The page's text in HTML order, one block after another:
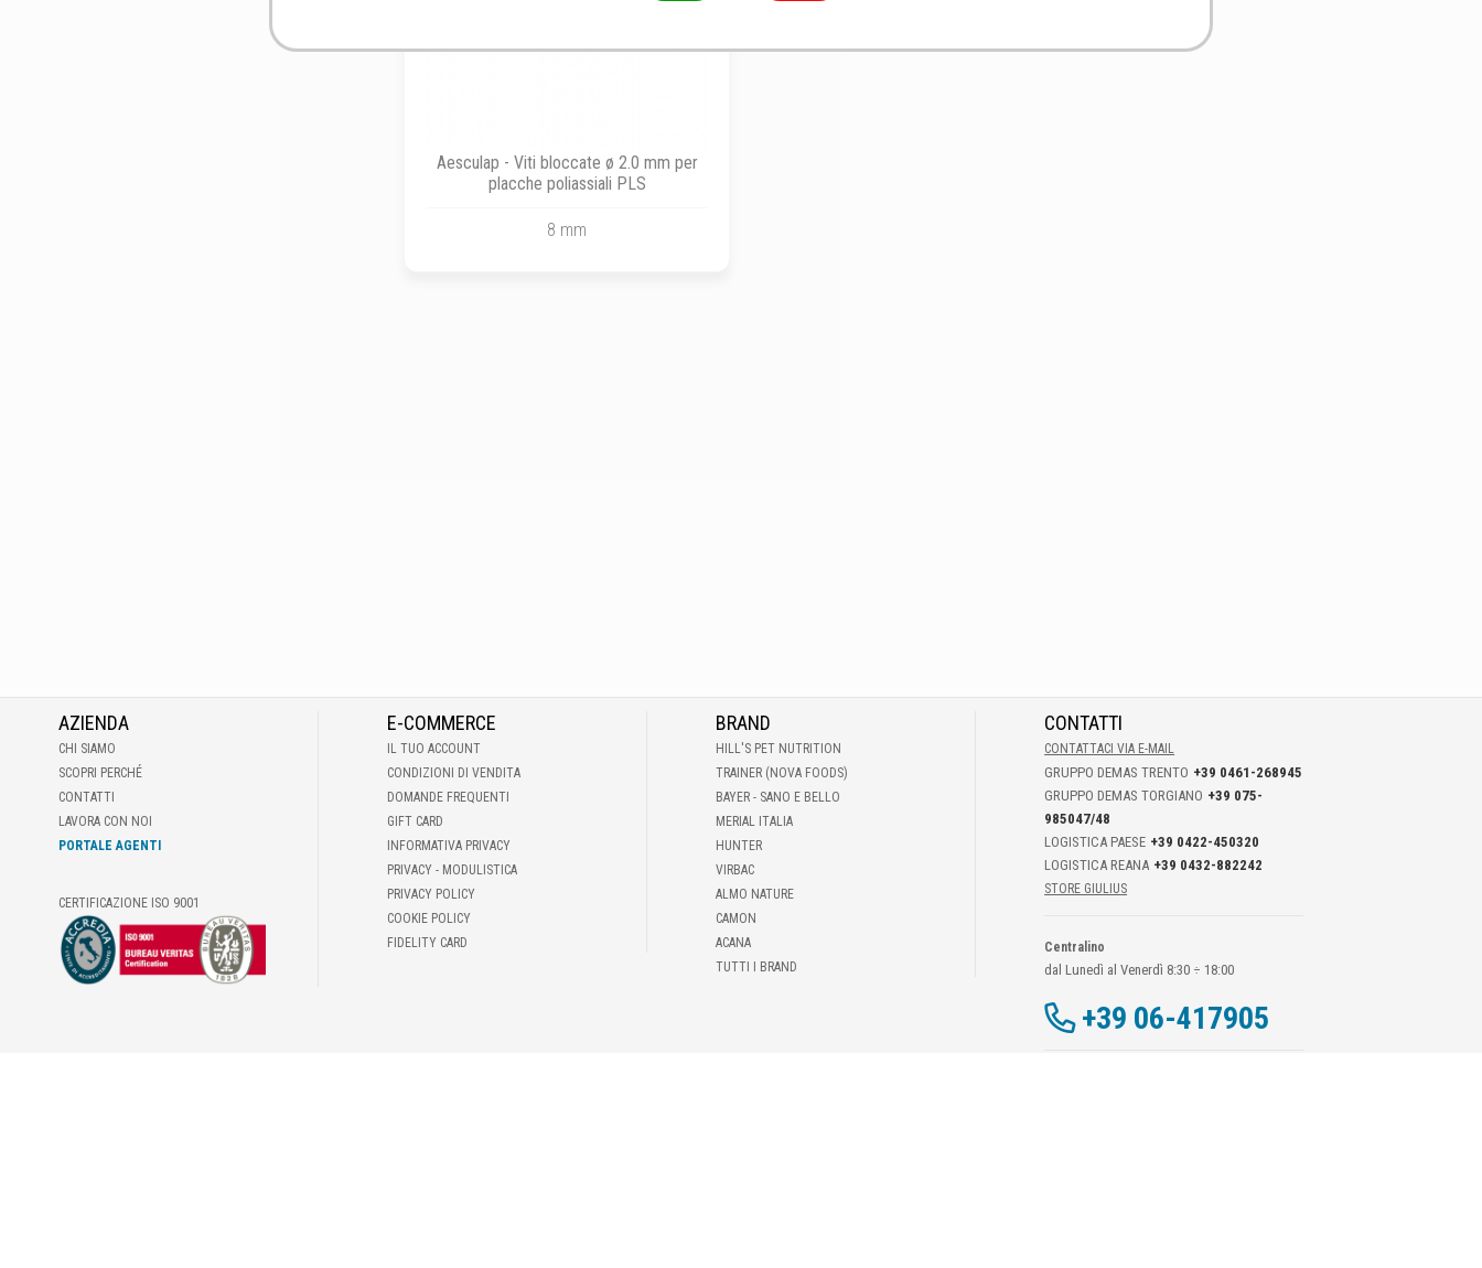
Aesculap - Viti bloccate ø 2.0 mm per
placche poliassiali PLS
8 mm
AZIENDA
CHI SIAMO
SCOPRI PERCHÉ
CONTATTI
LAVORA CON NOI
PORTALE AGENTI
CERTIFICAZIONE ISO 9001
E-COMMERCE
IL TUO ACCOUNT
CONDIZIONI DI VENDITA
DOMANDE FREQUENTI
GIFT CARD
INFORMATIVA PRIVACY
PRIVACY - MODULISTICA
PRIVACY POLICY
COOKIE POLICY
FIDELITY CARD
BRAND
HILL'S PET NUTRITION
TRAINER (NOVA FOODS)
BAYER - SANO E BELLO
MERIAL ITALIA
HUNTER
VIRBAC
ALMO NATURE
CAMON
ACANA
TUTTI I BRAND
CONTATTI
CONTATTACI VIA E-MAIL
GRUPPO DEMAS TRENTO +39 0461-268945
GRUPPO DEMAS TORGIANO +39 075-
985047/48
LOGISTICA PAESE +39 0422-450320
LOGISTICA REANA +39 0432-882242
STORE GIULIUS
Centralino
dal Lunedì al Venerdì 8:30 ÷ 18:00
+39 06-417905